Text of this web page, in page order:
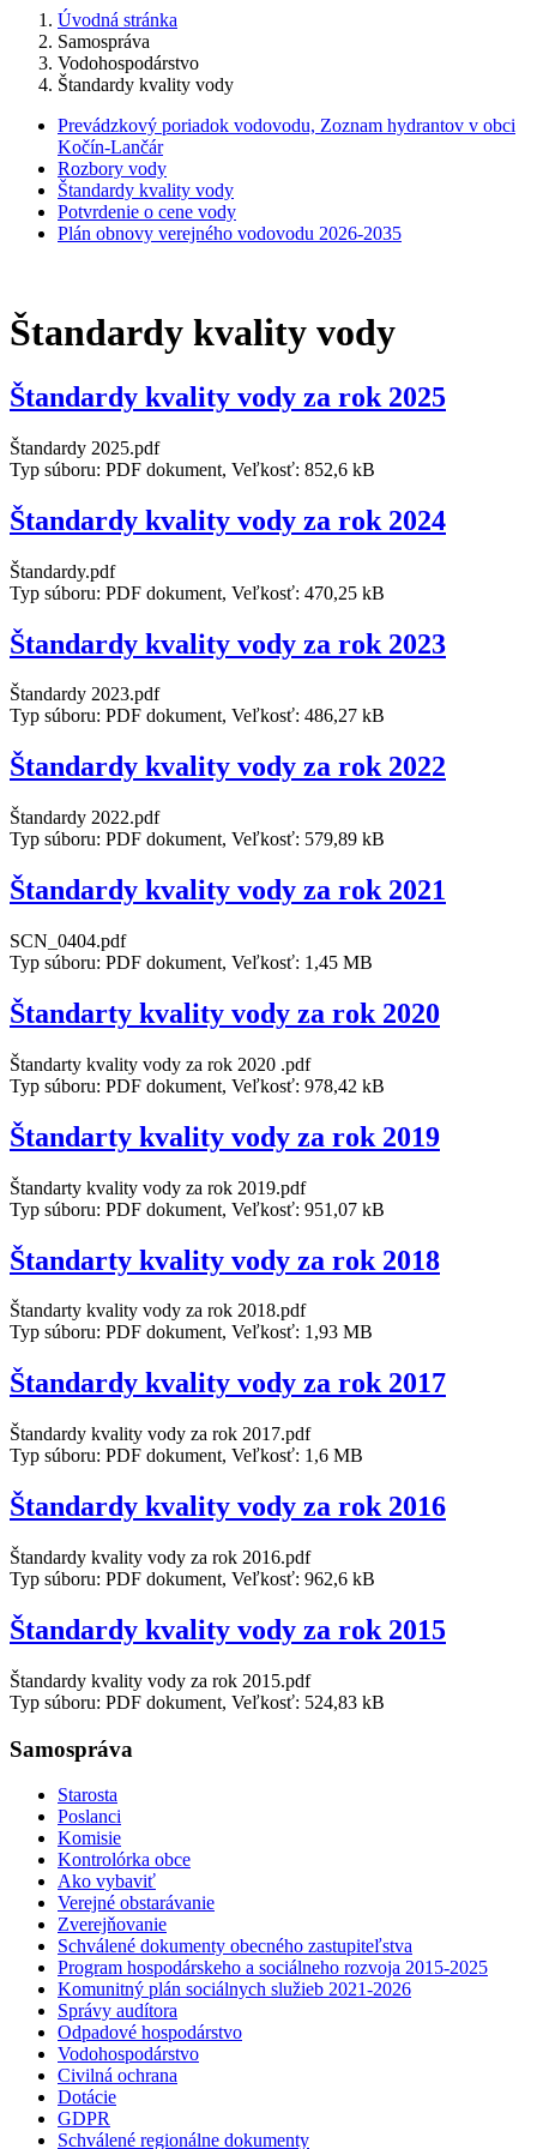
Úvodná stránka
Samospráva
Vodohospodárstvo
Štandardy kvality vody
Prevádzkový poriadok vodovodu, Zoznam hydrantov v obci
Kočín-Lančár
Rozbory vody
Štandardy kvality vody
Potvrdenie o cene vody
Plán obnovy verejného vodovodu 2026-2035
Štandardy kvality vody
Štandardy kvality vody za rok 2025
Štandardy 2025.pdf
Typ súboru: PDF dokument, Veľkosť: 852,6 kB
Štandardy kvality vody za rok 2024
Štandardy.pdf
Typ súboru: PDF dokument, Veľkosť: 470,25 kB
Štandardy kvality vody za rok 2023
Štandardy 2023.pdf
Typ súboru: PDF dokument, Veľkosť: 486,27 kB
Štandardy kvality vody za rok 2022
Štandardy 2022.pdf
Typ súboru: PDF dokument, Veľkosť: 579,89 kB
Štandardy kvality vody za rok 2021
SCN_0404.pdf
Typ súboru: PDF dokument, Veľkosť: 1,45 MB
Štandarty kvality vody za rok 2020
Štandarty kvality vody za rok 2020 .pdf
Typ súboru: PDF dokument, Veľkosť: 978,42 kB
Štandarty kvality vody za rok 2019
Štandarty kvality vody za rok 2019.pdf
Typ súboru: PDF dokument, Veľkosť: 951,07 kB
Štandarty kvality vody za rok 2018
Štandarty kvality vody za rok 2018.pdf
Typ súboru: PDF dokument, Veľkosť: 1,93 MB
Štandardy kvality vody za rok 2017
Štandardy kvality vody za rok 2017.pdf
Typ súboru: PDF dokument, Veľkosť: 1,6 MB
Štandardy kvality vody za rok 2016
Štandardy kvality vody za rok 2016.pdf
Typ súboru: PDF dokument, Veľkosť: 962,6 kB
Štandardy kvality vody za rok 2015
Štandardy kvality vody za rok 2015.pdf
Typ súboru: PDF dokument, Veľkosť: 524,83 kB
Samospráva
Starosta
Poslanci
Komisie
Kontrolórka obce
Ako vybaviť
Verejné obstarávanie
Zverejňovanie
Schválené dokumenty obecného zastupiteľstva
Program hospodárskeho a sociálneho rozvoja 2015-2025
Komunitný plán sociálnych služieb 2021-2026
Správy audítora
Odpadové hospodárstvo
Vodohospodárstvo
Civilná ochrana
Dotácie
GDPR
Schválené regionálne dokumenty